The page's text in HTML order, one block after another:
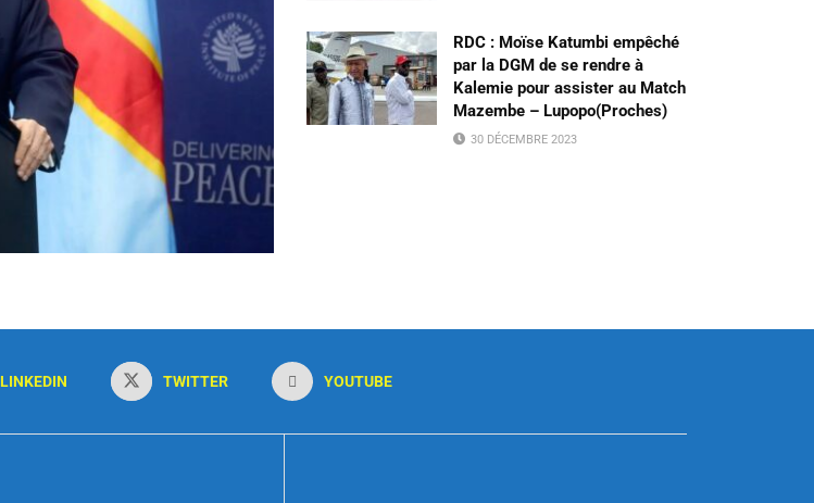
RDC : Moïse Katumbi empêché
par la DGM de se rendre à
Kalemie pour assister au Match
Mazembe – Lupopo(Proches)
30 DÉCEMBRE 2023
LINKEDIN TWITTER YOUTUBE